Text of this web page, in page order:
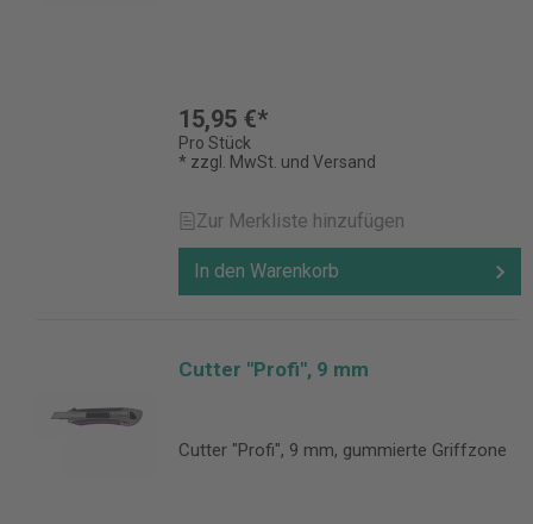
15,95 €*
Pro Stück
* zzgl. MwSt. und Versand
Zur Merkliste hinzufügen
In den Warenkorb
Cutter "Profi", 9 mm
Cutter "Profi", 9 mm, gummierte Griffzone